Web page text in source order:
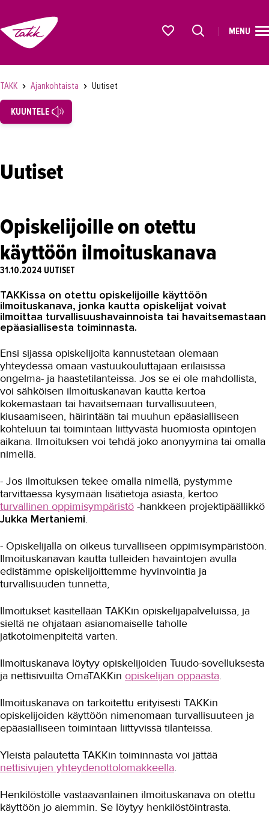
OPISKELIJAKSI
YRITYKSILLE
AJANKOHTAISTA
Uutiset
Loistoduuni
Asiakaslehti Sauma
Blogi
OMA TAKK
IN ENGLISH
MENU
TAKK Ajankohtaista Uutiset
KUUNTELE
Uutiset
Opiskelijoille on otettu
käyttöön ilmoituskanava
31.10.2024 UUTISET
TAKKissa on otettu opiskelijoille käyttöön
ilmoituskanava, jonka kautta opiskelijat voivat
ilmoittaa turvallisuushavainnoista tai havaitsemastaan
epäasiallisesta toiminnasta.
Ensi sijassa opiskelijoita kannustetaan olemaan
yhteydessä omaan vastuukouluttajaan erilaisissa
ongelma- ja haastetilanteissa. Jos se ei ole mahdollista,
voi sähköisen ilmoituskanavan kautta kertoa
kokemastaan tai havaitsemaan turvallisuuteen,
kiusaamiseen, häirintään tai muuhun epäasialliseen
kohteluun tai toimintaan liittyvästä huomiosta opintojen
aikana. Ilmoituksen voi tehdä joko anonyymina tai omalla
nimellä.
- Jos ilmoituksen tekee omalla nimellä, pystymme
tarvittaessa kysymään lisätietoja asiasta, kertoo
turvallinen oppimisympäristö -hankkeen projektipäällikkö
Jukka Mertaniemi.
- Opiskelijalla on oikeus turvalliseen oppimisympäristöön.
Ilmoituskanavan kautta tulleiden havaintojen avulla
edistämme opiskelijoittemme hyvinvointia ja
turvallisuuden tunnetta,
Ilmoitukset käsitellään TAKKin opiskelijapalveluissa, ja
sieltä ne ohjataan asianomaiselle taholle
jatkotoimenpiteitä varten.
Ilmoituskanava löytyy opiskelijoiden Tuudo-sovelluksesta
ja nettisivuilta OmaTAKKin opiskelijan oppaasta.
Ilmoituskanava on tarkoitettu erityisesti TAKKin
opiskelijoiden käyttöön nimenomaan turvallisuuteen ja
epäasialliseen toimintaan liittyvissä tilanteissa.
Yleistä palautetta TAKKin toiminnasta voi jättää
nettisivujen yhteydenottolomakkeella.
Henkilöstölle vastaavanlainen ilmoituskanava on otettu
käyttöön jo aiemmin. Se löytyy henkilöstöintrasta.